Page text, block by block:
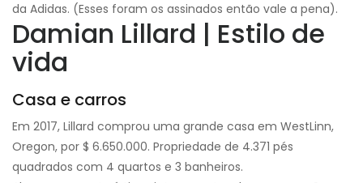
da Adidas. (Esses foram os assinados então vale a pena).
Damian Lillard | Estilo de
vida
Casa e carros
Em 2017, Lillard comprou uma grande casa em WestLinn,
Oregon, por $ 6.650.000. Propriedade de 4.371 pés
quadrados com 4 quartos e 3 banheiros.